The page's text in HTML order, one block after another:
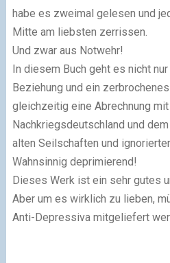
habe es zweimal gelesen und
Mitte am liebsten zerrissen.
Und zwar aus Notwehr!
In diesem Buch geht es nicht
Beziehung und ein
gleichzeitig eine Abrechnung
Nachkriegsdeutschland und
alten Seilschaften und ignorierter
Wahnsinnig deprimierend!
Dieses Werk ist ein sehr gutes
Aber um es wirklich zu lieben,
Anti-Depressiva mitgeliefert